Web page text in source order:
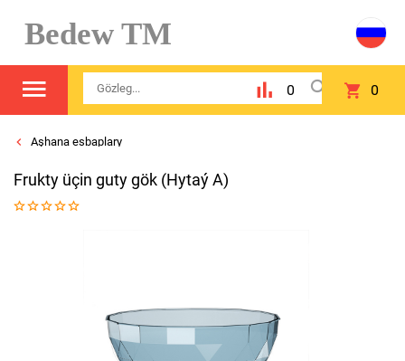
Bedew TM
0 0
Aşhana esbaplary
Frukty üçin guty gök (Hytaý A)